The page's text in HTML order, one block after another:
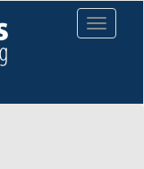
Toggle